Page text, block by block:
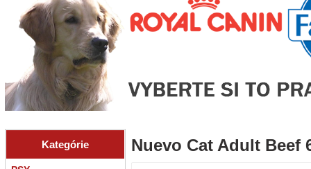
Kategórie Nuevo Cat Adult Beef